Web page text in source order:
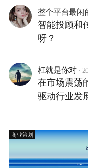
整个平台最闲
智能投顾和
呀？
杠就是你对 ·
在市场震荡
驱动行业发
商业策划